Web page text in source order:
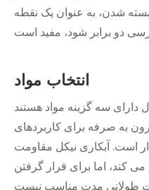
شدن، به عنوان یک نقطه
انتخاب مواد
به صرفه برای کاربردهای
است. آبکاری نیکل مقاومت
می کند، اما برای قرار گرفتن